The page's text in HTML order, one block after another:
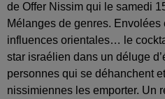
de Offer Nissim qui le samedi
Mélanges de genres.
influences orientales… le
star israélien dans un déluge
personnes qui se déhanchent
nissimiennes les emporter. Un